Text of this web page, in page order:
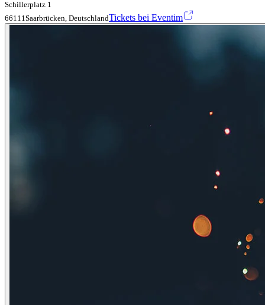
Schillerplatz 1
66111Saarbrücken, DeutschlandTickets bei Eventim